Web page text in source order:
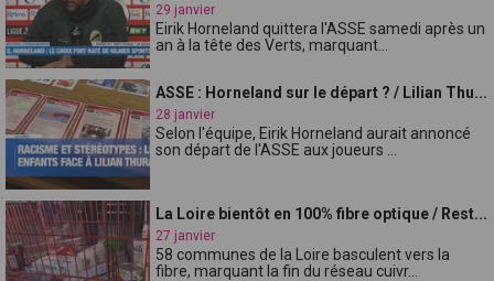
29 janvier
Eirik Horneland quittera l'ASSE samedi après un
an à la tête des Verts, marquant...
ASSE : Horneland sur le départ ? / Lilian Thu...
28 janvier
Selon l'équipe, Eirik Horneland aurait annoncé
son départ de l'ASSE aux joueurs ...
La Loire bientôt en 100% fibre optique / Rest...
27 janvier
58 communes de la Loire basculent vers la
fibre, marquant la fin du réseau cuivr...